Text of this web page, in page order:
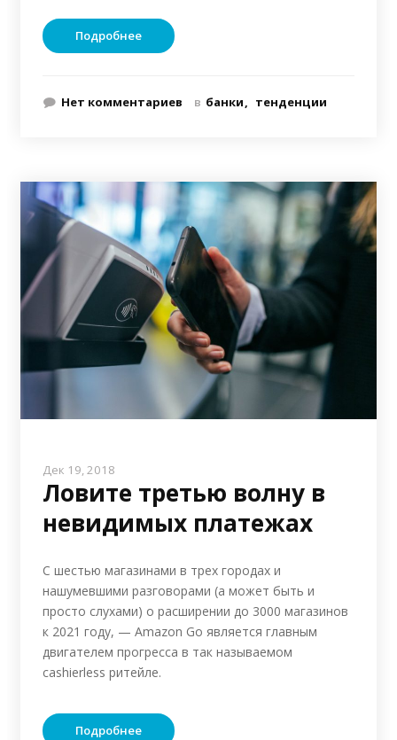
Подробнее
Нет комментариев в банки тенденции
Дек 19, 2018
Ловите третью волну в
невидимых платежах
С шестью магазинами в трех городах и
нашумевшими разговорами (а может быть и
просто слухами) о расширении до 3000 магазинов
к 2021 году, — Amazon Go является главным
двигателем прогресса в так называемом
cashierless ритейле.
Подробнее